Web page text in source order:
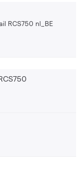
RCS750 nl_BE